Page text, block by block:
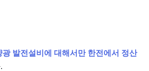
발전설비에 대해서만 한전에서 정산